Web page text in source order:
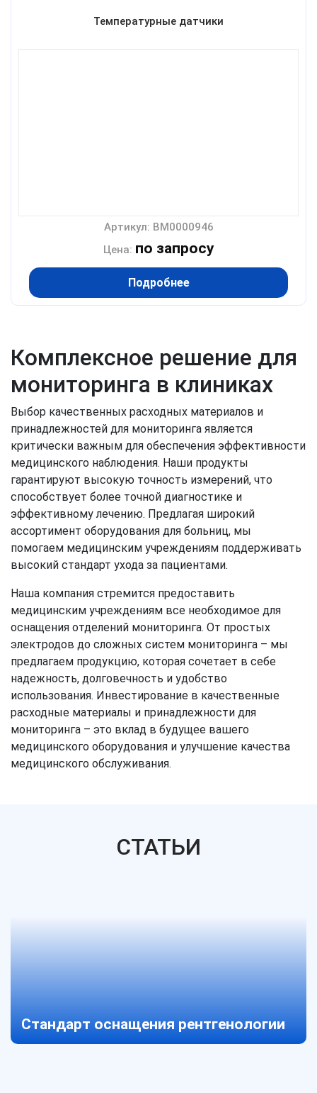
Температурные датчики
Артикул: BM0000946
Цена: по запросу
Подробнее
Комплексное решение для
мониторинга в клиниках
Выбор качественных расходных материалов и
принадлежностей для мониторинга является
критически важным для обеспечения эффективности
медицинского наблюдения. Наши продукты
гарантируют высокую точность измерений, что
способствует более точной диагностике и
эффективному лечению. Предлагая широкий
ассортимент оборудования для больниц, мы
помогаем медицинским учреждениям поддерживать
высокий стандарт ухода за пациентами.
Наша компания стремится предоставить
медицинским учреждениям все необходимое для
оснащения отделений мониторинга. От простых
электродов до сложных систем мониторинга – мы
предлагаем продукцию, которая сочетает в себе
надежность, долговечность и удобство
использования. Инвестирование в качественные
расходные материалы и принадлежности для
мониторинга – это вклад в будущее вашего
медицинского оборудования и улучшение качества
медицинского обслуживания.
СТАТЬИ
Стандарт оснащения рентгенологии